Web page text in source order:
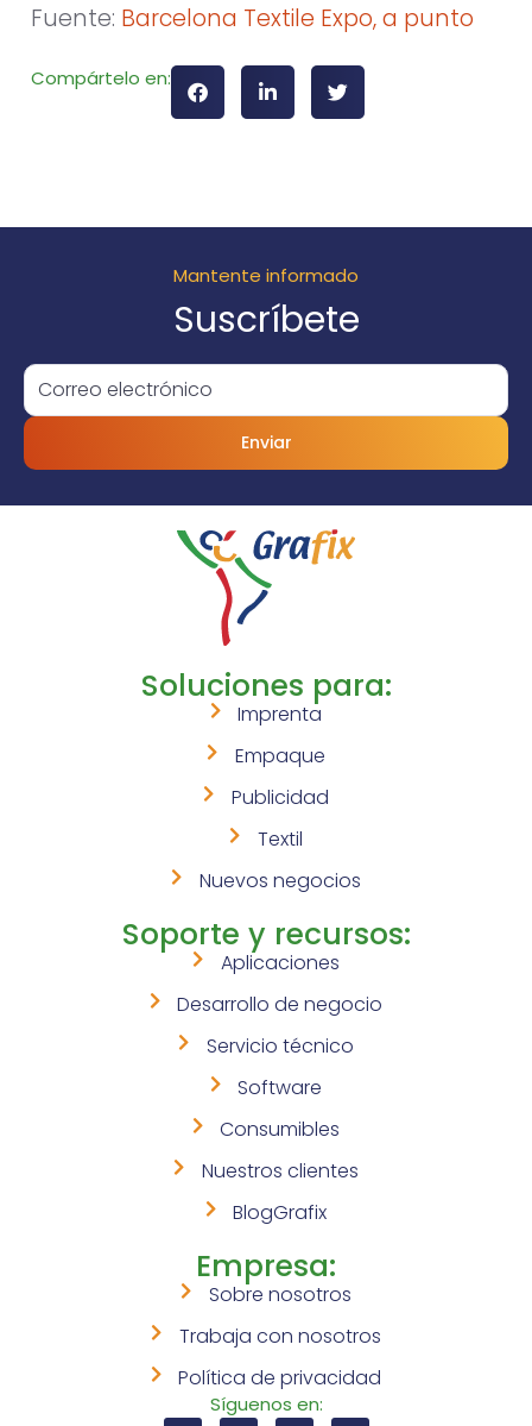
Fuente: Barcelona Textile Expo, a punto
Compártelo en:
Mantente informado
Suscríbete
Enviar
Soluciones para:
Imprenta
Empaque
Publicidad
Textil
Nuevos negocios
Soporte y recursos:
Aplicaciones
Desarrollo de negocio
Servicio técnico
Software
Consumibles
Nuestros clientes
BlogGrafix
Empresa:
Sobre nosotros
Trabaja con nosotros
Política de privacidad
Síguenos en: